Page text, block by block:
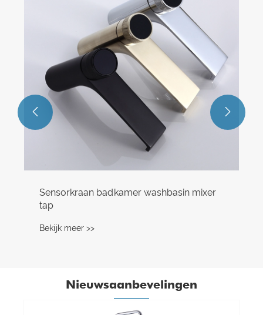
badkamer washbasin mixer
Bekijk meer >>
 
Nieuwsaanbevelingen